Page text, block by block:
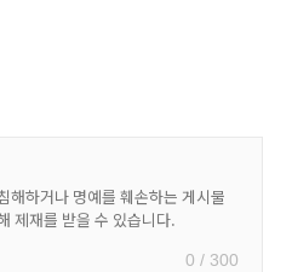
0 / 300